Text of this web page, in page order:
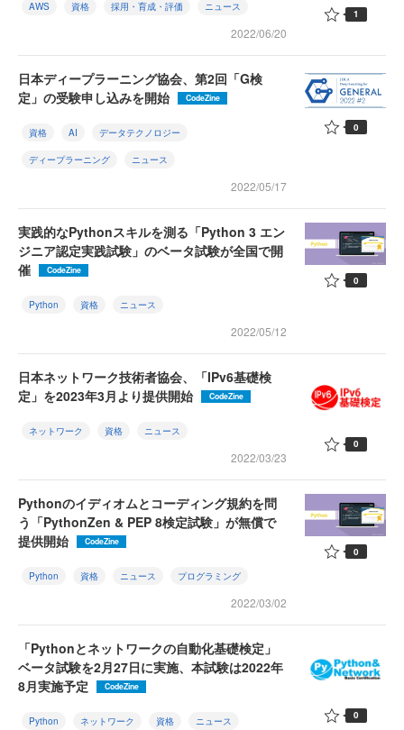
AWS 資格 採用・育成・評価 ニュース
2022/06/20
1
日本ディープラーニング協会、第2回「G検
定」の受験申し込みを開始
CodeZine
資格 AI データテクノロジー
ディープラーニング ニュース
2022/05/17
0
実践的なPythonスキルを測る「Python 3 エン
ジニア認定実践試験」のベータ試験が全国で開
催
CodeZine
Python 資格 ニュース
2022/05/12
0
日本ネットワーク技術者協会、「IPv6基礎検
定」を2023年3月より提供開始
CodeZine
ネットワーク 資格 ニュース
2022/03/23
0
Pythonのイディオムとコーディング規約を問
う「PythonZen & PEP 8検定試験」が無償で
提供開始
CodeZine
Python 資格 ニュース プログラミング
2022/03/02
0
「Pythonとネットワークの自動化基礎検定」
ベータ試験を2月27日に実施、本試験は2022年
8月実施予定
CodeZine
Python ネットワーク 資格 ニュース 0